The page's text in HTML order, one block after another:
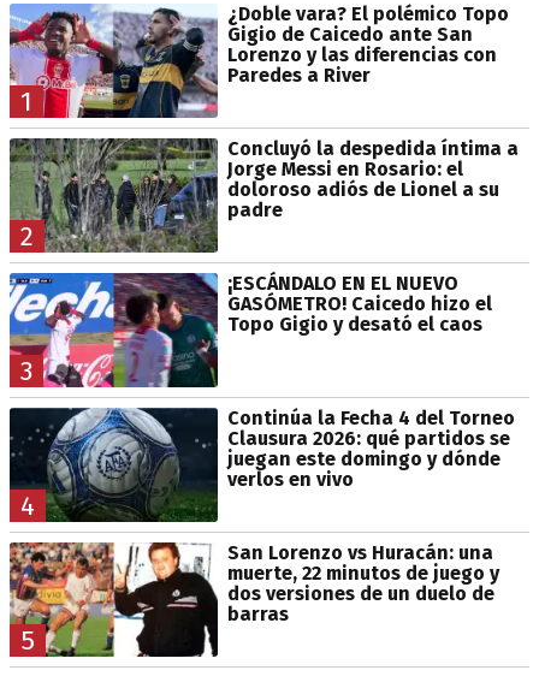
1
¿Doble vara? El polémico Topo
Gigio de Caicedo ante San
Lorenzo y las diferencias con
Paredes a River
2
Concluyó la despedida íntima a
Jorge Messi en Rosario: el
doloroso adiós de Lionel a su
padre
3
¡ESCÁNDALO EN EL NUEVO
GASÓMETRO! Caicedo hizo el
Topo Gigio y desató el caos
4
Continúa la Fecha 4 del Torneo
Clausura 2026: qué partidos se
juegan este domingo y dónde
verlos en vivo
5
San Lorenzo vs Huracán: una
muerte, 22 minutos de juego y
dos versiones de un duelo de
barras